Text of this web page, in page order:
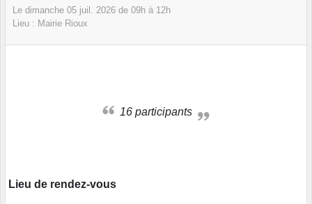
Le dimanche 05 juil. 2026 de 09h à 12h
Lieu : Mairie Rioux
16 participants
Lieu de rendez-vous